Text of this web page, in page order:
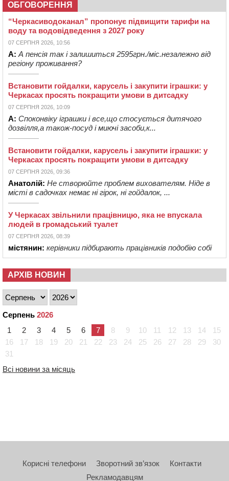
ОБГОВОРЕННЯ
“Черкасиводоканал” пропонує підвищити тарифи на
воду та водовідведення з 2027 року
07 СЕРПНЯ 2026, 10:56
А: А пенсія так і залишиться 2595грн./міс.незалежно від
регіону проживання?
Встановити гойдалки, карусель і закупити іграшки: у
Черкасах просять покращити умови в дитсадку
07 СЕРПНЯ 2026, 10:09
А: Споконвіку іграшки і все,що стосується дитячого
дозвілля,а також-посуд і миючі засоби,к...
Встановити гойдалки, карусель і закупити іграшки: у
Черкасах просять покращити умови в дитсадку
07 СЕРПНЯ 2026, 09:36
Анатолій: Не створюйте проблем вихователям. Ніде в
місті в садочках немає ні гірок, ні гойдалок, ...
У Черкасах звільнили працівницю, яка не впускала
людей в громадський туалет
07 СЕРПНЯ 2026, 08:39
містянин: керівники підбирають працівників подобію собі
АРХІВ НОВИН
Серпень 2026
1
2 3 4 5 6 7 8 9 10 11 12 13 14
15
16
17 18 19 20 21 22 23 24 25 26 27 28 29
30
31
Всі новини за місяць
Корисні телефони Зворотний зв’язок
Контакти
Рекламодавцям